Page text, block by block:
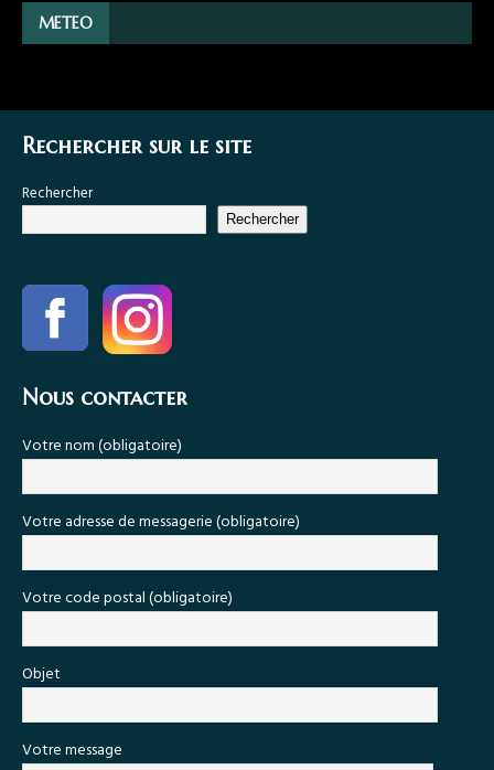
METEO
Rechercher sur le site
Rechercher
Rechercher
Nous contacter
Votre nom (obligatoire)
Votre adresse de messagerie (obligatoire)
Votre code postal (obligatoire)
Objet
Votre message